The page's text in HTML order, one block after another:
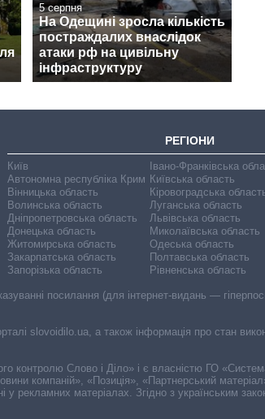
5 серпня
На Одещині зросла кількість
постраждалих внаслідок
атаки рф на цивільну
інфраструктуру
РЕГІОНИ
Київ
Автономна республіка Крим
Вінницька область
Волинська область
Дніпропетровська область
Донецька область
Житомирська область
Закарпатська область
Запорізька область
Івано-Франківська
Київська область
Кіровоградська
Луганська область
Львівська область
Миколаївська область
Одеська область
Полтавська область
Рівненська область
посилання (для інтернет-видань —
slovoidilo.ua, а також інформація про стан
контролю Слово і Діло» і є власністю ГО
компаній», «Позиція», «Партнерський
рекламних матеріалах. Згідно з українським